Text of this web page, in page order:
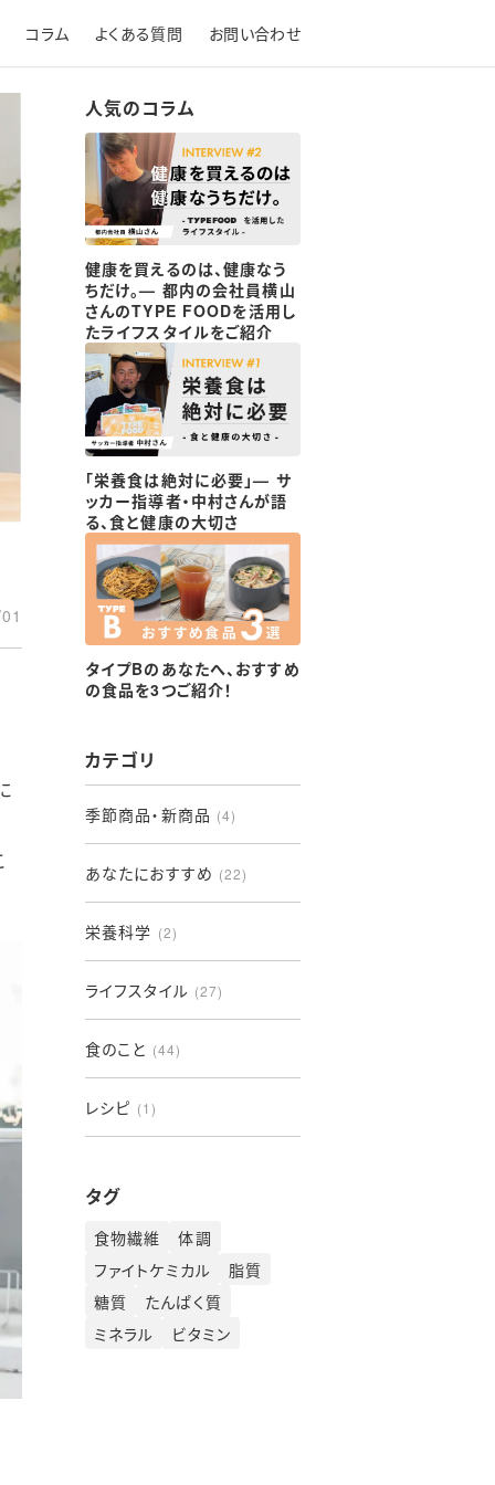
コラム よくある質問 お問い合わせ
人気のコラム
健康を買えるのは、健康なう
ちだけ。— 都内の会社員横山
さんのTYPE FOODを活用し
たライフスタイルをご紹介
「栄養食は絶対に必要」— サ
ッカー指導者・中村さんが語
る、食と健康の大切さ
タイプBのあなたへ、おすすめ
の食品を3つご紹介！
カテゴリ
季節商品・新商品 (4)
あなたにおすすめ (22)
栄養科学 (2)
ライフスタイル (27)
食のこと (44)
レシピ (1)
タグ
食物繊維
体調
ファイトケミカル
脂質
糖質
たんぱく質
ミネラル
ビタミン